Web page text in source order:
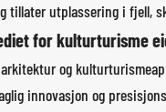
tillater utplassering i fjell,
for kulturturisme
og
innovasjon og